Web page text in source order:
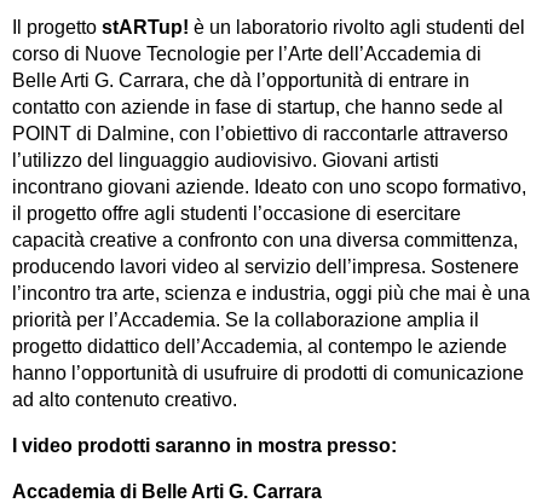
Il progetto stARTup! è un laboratorio rivolto agli studenti del
corso di Nuove Tecnologie per l’Arte dell’Accademia di
Belle Arti G. Carrara, che dà l’opportunità di entrare in
contatto con aziende in fase di startup, che hanno sede al
POINT di Dalmine, con l’obiettivo di raccontarle attraverso
l’utilizzo del linguaggio audiovisivo. Giovani artisti
incontrano giovani aziende. Ideato con uno scopo formativo,
il progetto offre agli studenti l’occasione di esercitare
capacità creative a confronto con una diversa committenza,
producendo lavori video al servizio dell’impresa. Sostenere
l’incontro tra arte, scienza e industria, oggi più che mai è una
priorità per l’Accademia. Se la collaborazione amplia il
progetto didattico dell’Accademia, al contempo le aziende
hanno l’opportunità di usufruire di prodotti di comunicazione
ad alto contenuto creativo.
I video prodotti saranno in mostra presso:
Accademia di Belle Arti G. Carrara